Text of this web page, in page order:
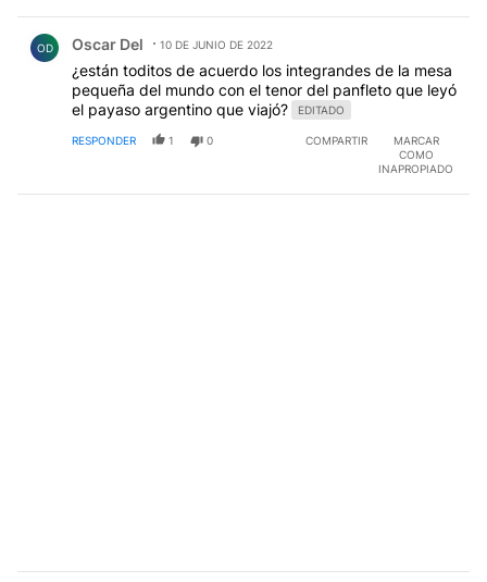
OD Oscar Del 10 DE JUNIO DE 2022
¿están toditos de acuerdo los integrandes de la mesa
pequeña del mundo con el tenor del panfleto que leyó
el payaso argentino que viajó?
EDITADO
RESPONDER 1 0 COMPARTIR
MARCAR
COMO
INAPROPIADO